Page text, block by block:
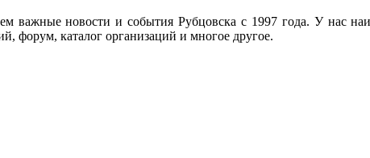
новости и события Рубцовска с 1997 года. У нас
форум, каталог организаций и многое другое.